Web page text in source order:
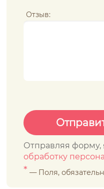
Отзыв:
Отправляя форму,
обработку
* — Поля,